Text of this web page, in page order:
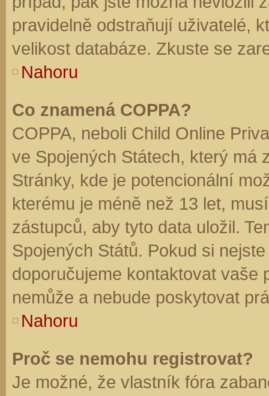
pravidelně odstraňují uživatelé,
velikost databáze. Zkuste se
Nahoru
Co znamená COPPA?
COPPA, neboli Child Online
ve Spojených Státech, který má
Stránky, kde je potencionální
kterému je méně než 13 let,
zástupců, aby tyto data uložil.
Spojených Států. Pokud si
doporučujeme kontaktovat vaše
nemůže a nebude poskytovat
Nahoru
Proč se nemohu registrovat?
Je možné, že vlastník fóra